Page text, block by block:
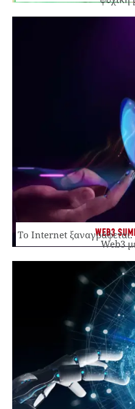
WEB3
Το Internet ξαναγράφεται.
Web3